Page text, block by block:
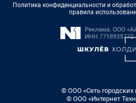
Политика конфиденциальности и
правила
© ООО «Сеть городских
© ООО «Интернет